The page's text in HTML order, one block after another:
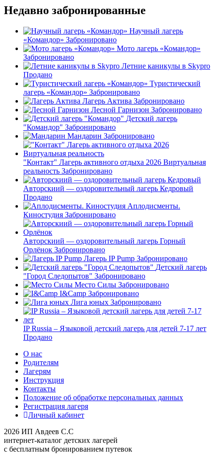
Недавно забронированные
Научный лагерь
«Командор» Забронировано
Мото лагерь «Командор»
Забронировано
Летние каникулы в Skypro
Продано
Туристический
лагерь «Командор» Забронировано
Лагерь Актива Забронировано
Лесной Гарнизон Забронировано
Детский лагерь
"Командор" Забронировано
Мандарин Забронировано
"Контакт" Лагерь активного отдыха 2026 Виртуальная
реальность Забронировано
Авторскиий — оздоровительный лагерь Кедровый
Продано
Аплодисменты.
Киностудия Забронировано
Авторскиий — оздоровительный лагерь Горный
Орлёнок Забронировано
Лагерь IP Pump Забронировано
Детский лагерь
"Город Следопытов" Забронировано
Место Силы Забронировано
I&Camp Забронировано
Лига юных Забронировано
IP Russia – Языковой детский лагерь для детей 7-17 лет
Продано
О нас
Родителям
Лагерям
Инструкция
Контакты
Положение об обработке персональных данных
Регистрация лагеря
Личный кабинет
2026 ИП Авдеев С.С
интернет-каталог детских лагерей
с бесплатным бронированием путевок